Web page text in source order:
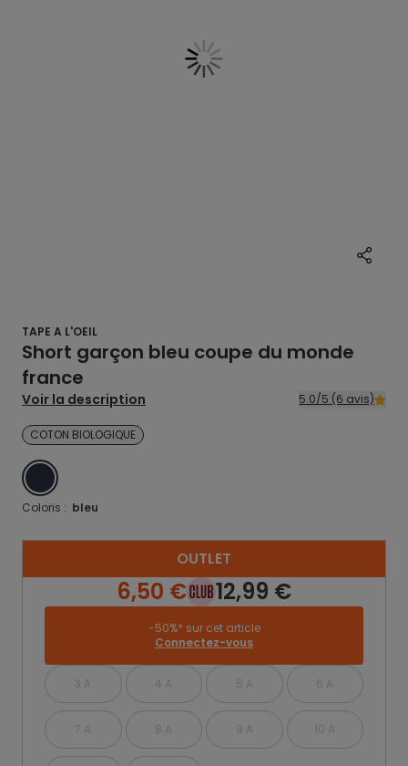
TAPE A L'OEIL
Short garçon bleu coupe du monde
france
Voir la description 5.0/5 (6 avis)
COTON BIOLOGIQUE
BLEU
Coloris : bleu
OUTLET
6,50 € 12,99 €
-50%* sur cet article
Connectez-vous
3 A 4 A 5 A 6 A
7 A 8 A 9 A 10 A